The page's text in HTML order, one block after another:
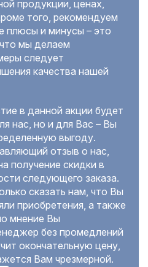
продукции, ценах,
того, рекомендуем
плюсы и минусы – это
мы делаем
следует
качества нашей
в данной акции будет
нас, но и для Вас – Вы
выгоду.
отзыв о нас,
получение скидки в
следующего заказа.
сказать нам, что Вы
приобретения, а также
мнение Вы
без промедлений
окончательную цену,
Вам чрезмерной.